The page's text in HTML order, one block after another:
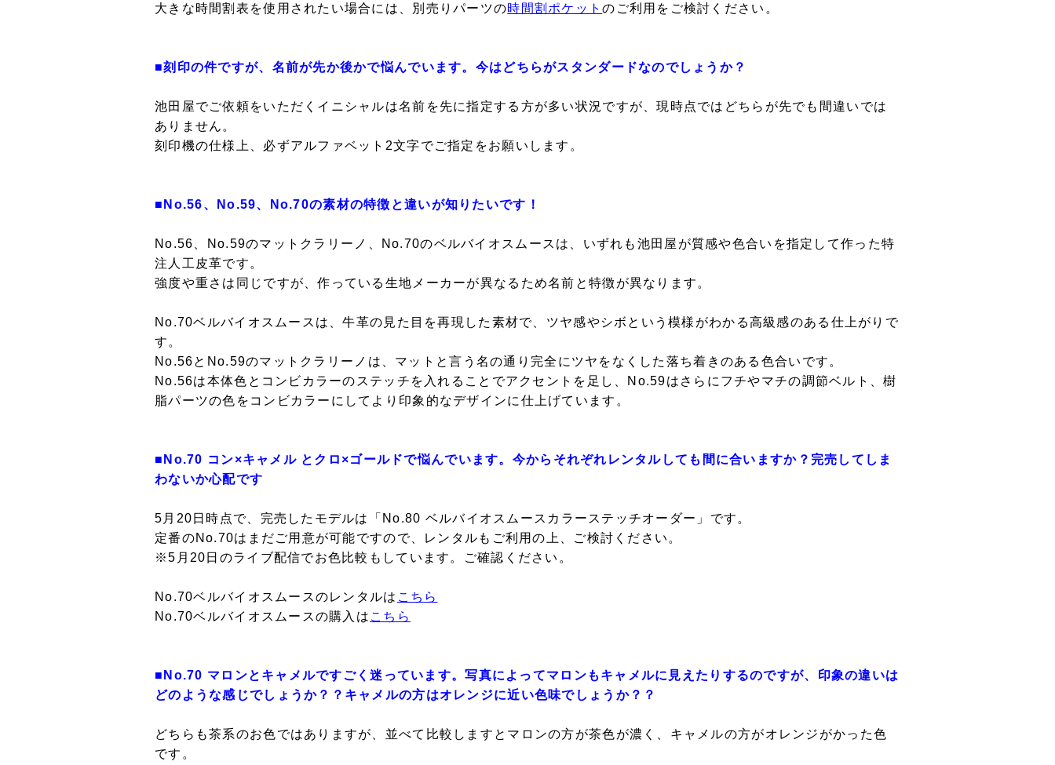
大きな時間割表を使用されたい場合には、別売りパーツの時間割ポケットのご利用をご検討ください。
■刻印の件ですが、名前が先か後かで悩んでいます。今はどちらがスタンダードなのでしょうか？
池田屋でご依頼をいただくイニシャルは名前を先に指定する方が多い状況ですが、現時点ではどちらが先でも間違いでは
ありません。
刻印機の仕様上、必ずアルファベット2文字でご指定をお願いします。
■No.56、No.59、No.70の素材の特徴と違いが知りたいです！
No.56、No.59のマットクラリーノ、No.70のベルバイオスムースは、いずれも池田屋が質感や色合いを指定して作った特
注人工皮革です。
強度や重さは同じですが、作っている生地メーカーが異なるため名前と特徴が異なります。
No.70ベルバイオスムースは、牛革の見た目を再現した素材で、ツヤ感やシボという模様がわかる高級感のある仕上がりで
す。
No.56とNo.59のマットクラリーノは、マットと言う名の通り完全にツヤをなくした落ち着きのある色合いです。
No.56は本体色とコンビカラーのステッチを入れることでアクセントを足し、No.59はさらにフチやマチの調節ベルト、樹
脂パーツの色をコンビカラーにしてより印象的なデザインに仕上げています。
■No.70 コン×キャメル とクロ×ゴールドで悩んでいます。今からそれぞれレンタルしても間に合いますか？完売してしま
わないか心配です
5月20日時点で、完売したモデルは「No.80 ベルバイオスムースカラーステッチオーダー」です。
定番のNo.70はまだご用意が可能ですので、レンタルもご利用の上、ご検討ください。
※5月20日のライブ配信でお色比較もしています。ご確認ください。
No.70ベルバイオスムースのレンタルは こちら
No.70ベルバイオスムースの購入は こちら
■No.70 マロンとキャメルですごく迷っています。写真によってマロンもキャメルに見えたりするのですが、印象の違いは
どのような感じでしょうか？？キャメルの方はオレンジに近い色味でしょうか？？
どちらも茶系のお色ではありますが、並べて比較しますとマロンの方が茶色が濃く、キャメルの方がオレンジがかった色
です。